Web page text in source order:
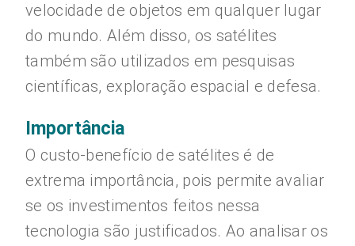
velocidade de objetos em qualquer lugar
do mundo. Além disso, os satélites
também são utilizados em pesquisas
científicas, exploração espacial e defesa.
Importância
O custo-benefício de satélites é de
extrema importância, pois permite avaliar
se os investimentos feitos nessa
tecnologia são justificados. Ao analisar os